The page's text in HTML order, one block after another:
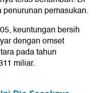
pemasukan.
keuntungan bersih
dengan omset
pada tahun
miliar.